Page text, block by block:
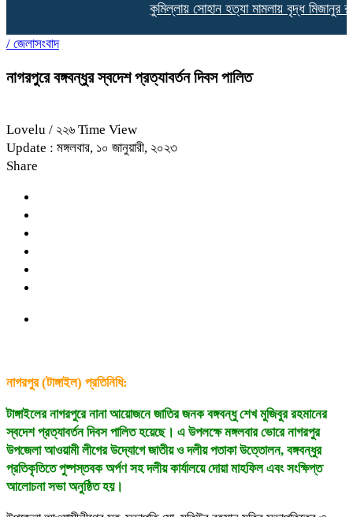
কুমিল্লায় সোহান হত্যা মামলায় বৃদ্ধ মিজানুর
/ জেলাসংবাদ
নাগরপুরে বঙ্গবন্ধুর স্বদেশ প্রত্যাবর্তন দিবস পালিত
Lovelu / ২২৬ Time View
Update : মঙ্গলবার, ১০ জানুয়ারী, ২০২৩
Share
নাগরপুর (টাঙ্গাইল) প্রতিনিধি:
টাঙ্গাইলের নাগরপুরে নানা আয়োজনে জাতির জনক বঙ্গবন্ধু শেখ মুজিবুর রহমানের
স্বদেশ প্রত্যাবর্তন দিবস পালিত হয়েছে। এ উপলক্ষে মঙ্গলবার ভোরে নাগরপুর
উপজেলা আওয়ামী লীগের উদ্যোগে জাতীয় ও দলীয় পতাকা উত্তোলন, বঙ্গবন্ধুর
প্রতিকৃতিতে পুষ্পস্তবক অর্পণ সহ দলীয় কার্যালয়ে দোয়া মাহফিল এবং সংক্ষিপ্ত
আলোচনা সভা অনুষ্ঠিত হয়।